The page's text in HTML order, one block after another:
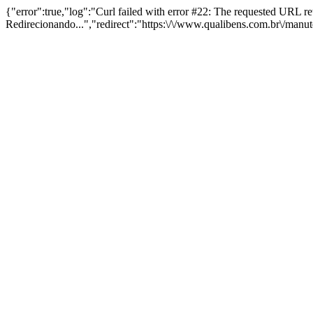
{"error":true,"log":"Curl failed with error #22: The requested URL
Redirecionando...","redirect":"https:\/\/www.qualibens.com.br\/